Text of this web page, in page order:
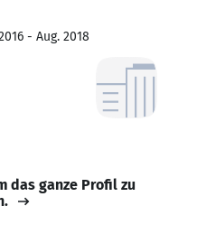
- Aug. 2018
das ganze Profil zu